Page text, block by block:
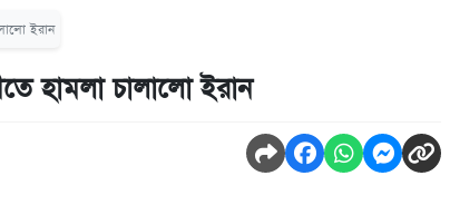
ইরান
হামলা চালালো ইরান